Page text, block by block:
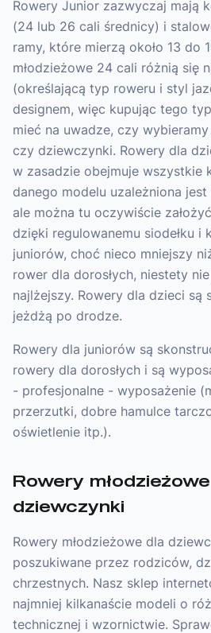
Rowery Junior zazwyczaj mają
(24 lub 26 cali średnicy) i
ramy, które mierzą około 13 do
młodzieżowe 24 cali różnią się
(określającą typ roweru i styl
designem, więc kupując tego
mieć na uwadze, czy
czy dziewczynki. Rowery dla
w zasadzie obejmuje wszystkie
danego modelu uzależniona
ale można tu oczywiście
dzięki regulowanemu siodełku i
juniorów, choć nieco mniejszy
rower dla dorosłych, niestety
najlżejszy. Rowery dla dzieci są
jeżdżą po drodze.
Rowery dla juniorów są
rowery dla dorosłych i są
- profesjonalne - wyposażenie
przerzutki, dobre hamulce
oświetlenie itp.).
Rowery
dziewczynki
Rowery młodzieżowe dla
poszukiwane przez rodziców,
chrzestnych. Nasz sklep
najmniej kilkanaście modeli o
technicznej i wzornictwie.